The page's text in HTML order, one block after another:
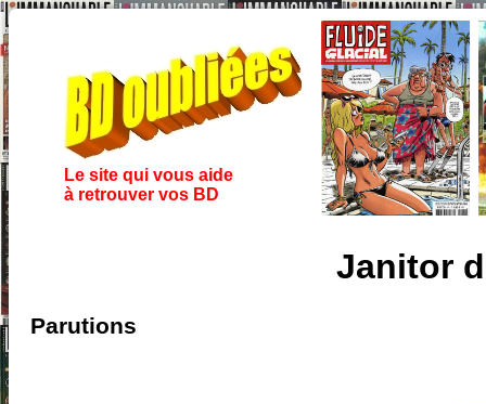
Le site qui vous aide
à retrouver vos BD
Janitor
Parutions